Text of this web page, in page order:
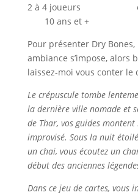
2 à 4 joueurs
10 ans et +
Pour présenter Dry
ambiance s’impose, alors
laissez-moi vous conter
Le crépuscule tombe
la dernière ville nomade et
de Thar, vos guides montent
improvisé. Sous la nuit
un chai, vous écoutez un
début des anciennes
Dans ce jeu de cartes, vous